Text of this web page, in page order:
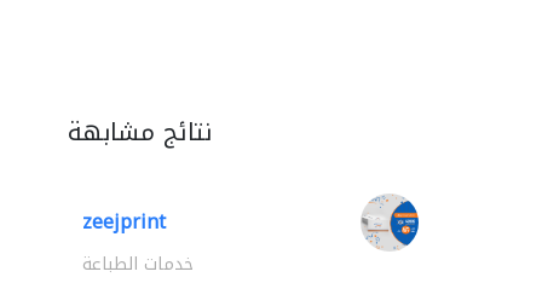
نتائج مشابهة
zeejprint
خدمات الطباعة